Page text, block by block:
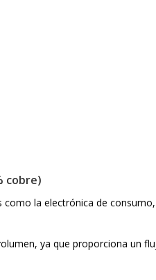
cobre)
como la electrónica de
ya que proporciona un